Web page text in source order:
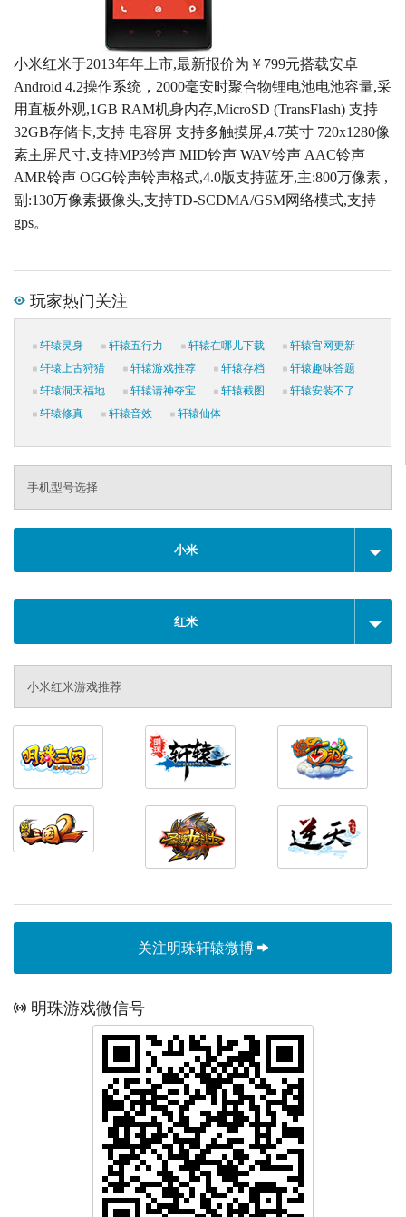
小米红米于2013年年上市,最新报价为￥799元搭载安卓
Android 4.2操作系统，2000毫安时聚合物锂电池电池容量,采
用直板外观,1GB RAM机身内存,MicroSD (TransFlash) 支持
32GB存储卡,支持 电容屏 支持多触摸屏,4.7英寸 720x1280像
素主屏尺寸,支持MP3铃声 MID铃声 WAV铃声 AAC铃声
AMR铃声 OGG铃声铃声格式,4.0版支持蓝牙,主:800万像素 ,
副:130万像素摄像头,支持TD-SCDMA/GSM网络模式,支持
gps。
玩家热门关注
轩辕灵身 轩辕五行力 轩辕在哪儿下载
轩辕官网更新
轩辕上古狩猎
轩辕游戏推荐 轩辕存档
轩辕趣味答题
轩辕洞天福地
轩辕请神夺宝 轩辕截图
轩辕安装不了
轩辕修真
轩辕音效 轩辕仙体
手机型号选择
小米
红米
小米红米游戏推荐
关注明珠轩辕微博
明珠游戏微信号